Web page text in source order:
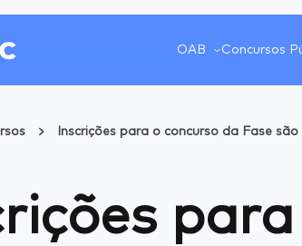
OAB Concursos
Inscrições para o concurso da Fase